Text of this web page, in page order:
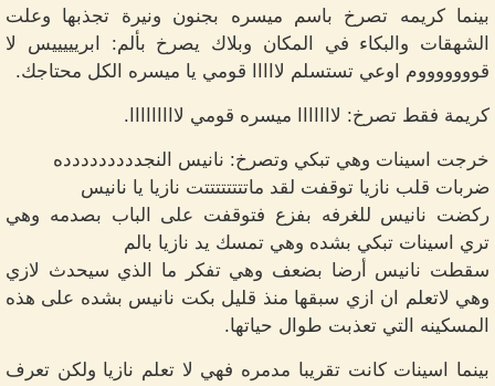
بينما كريمه تصرخ باسم ميسره بجنون ونيرة تجذبها وعلت
الشهقات والبكاء في المكان وبلاك يصرخ بألم: ابريييييس لا
قوووووووم اوعي تستسلم لااااا قومي يا ميسره الكل محتاجك.
كريمة فقط تصرخ: لااااااا ميسره قومي لااااااااا.
خرجت اسينات وهي تبكي وتصرخ: نانيس النجددددددددده
ضربات قلب نازيا توقفت لقد ماتتتتتتتتت نازيا يا نانيس
ركضت نانيس للغرفه بفزع فتوقفت على الباب بصدمه وهي
تري اسينات تبكي بشده وهي تمسك يد نازيا بالم
سقطت نانيس أرضا بضعف وهي تفكر ما الذي سيحدث لازي
وهي لاتعلم ان ازي سبقها منذ قليل بكت نانيس بشده على هذه
المسكينه التي تعذبت طوال حياتها.
بينما اسينات كانت تقريبا مدمره فهي لا تعلم نازيا ولكن تعرف